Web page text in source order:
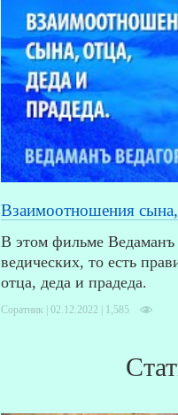
Взаимоотношения
В этом фильме Ведаманъ
ведических, то есть
отца, деда и прадеда.
Соратник | 02.12.2022 | 1,585